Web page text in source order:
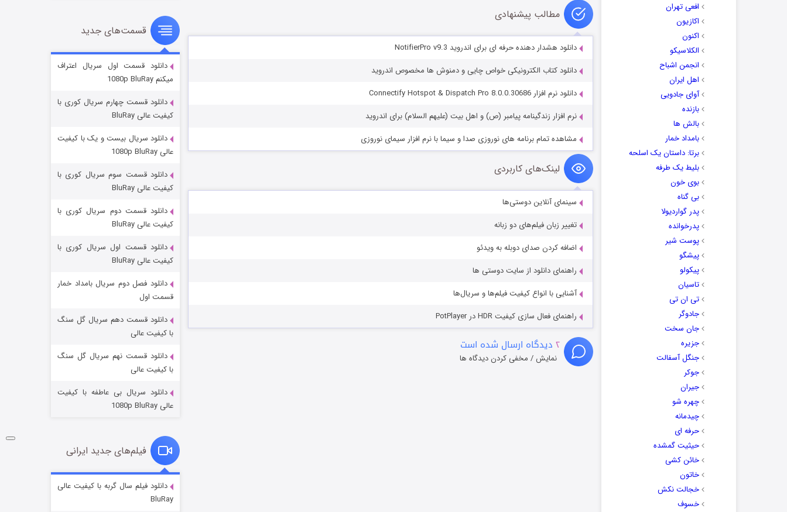
افعی تهران
اکازیون
اکنون
الکلاسیکو
انجمن اشباح
اهل ایران
آوای جادویی
بازنده
بالش ها
بامداد خمار
برتا: داستان یک اسلحه
بلیط یک‌‌ طرفه
بوی خون
بی گناه
پدر گواردیولا
پدرخوانده
پوست شیر
پیشگو
پیکولو
تاسیان
تی ان تی
جادوگر
جان سخت
جزیره
جنگل آسفالت
جوکر
جیران
چهره شو
چیدمانه
حرفه ای
حیثیت گمشده
خائن کشی
خاتون
خجالت نکش
خسوف
مطالب پیشنهادی
دانلود هشدار دهنده حرفه ای برای اندروید NotifierPro v9.3
دانلود کتاب الکترونیکی خواص چایی و دمنوش ها مخصوص اندروید
دانلود نرم افزار Connectify Hotspot & Dispatch Pro 8.0.0.30686
نرم افزار زندگینامه پیامبر (ص) و اهل بیت (علیهم السلام) برای اندروید
مشاهده تمام برنامه های نوروزی صدا و سیما با نرم افزار سیمای نوروزی
لینک‌های کاربردی
سینمای آنلاین دوستی‌ها
تغییر زبان فیلم‌های دو زبانه
اضافه کردن صدای دوبله به ویدئو
راهنمای دانلود از سایت دوستی ها
آشنایی با انواع کیفیت فیلم‌ها و سریال‌ها
راهنمای فعال سازی کیفیت HDR در PotPlayer
۲ دیدگاه ارسال شده است
نمایش / مخفی کردن دیدگاه ها
مردگان متحرک: شهر مرده ۳
قسمت۲ (زیرنویس) منتشر شد
شکست استوارت در نجات جهان
شوگر فصل ۲
قسمت ۷ (زیرنویس) منتشر شد
خاندان اژدها فصل ۳
قسمت
قسمت‌های جدید
دانلود قسمت اول سریال اعتراف
میکنم 1080p BluRay
دانلود قسمت چهارم سریال کوری با
کیفیت عالی BluRay
دانلود سریال بیست و یک با کیفیت
عالی 1080p BluRay
دانلود قسمت سوم سریال کوری با
کیفیت عالی BluRay
دانلود قسمت دوم سریال کوری با
کیفیت عالی BluRay
دانلود قسمت اول سریال کوری با
کیفیت عالی BluRay
دانلود فصل دوم سریال بامداد خمار
قسمت اول
دانلود قسمت دهم سریال گل سنگ
با کیفیت عالی
دانلود قسمت نهم سریال گل سنگ
با کیفیت عالی
دانلود سریال بی عاطفه با کیفیت
عالی 1080p BluRay
فیلم‌های جدید ایرانی
دانلود فیلم سال گربه با کیفیت عالی
BluRay